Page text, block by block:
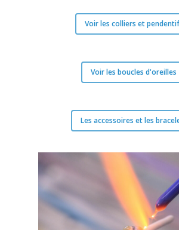
Voir les colliers et
Voir les boucles d'oreilles
Les accessoires et les